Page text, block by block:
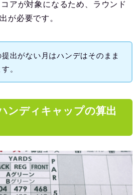
アが対象になるため、ラウンド
が必要です。
提出がない月はハンデはそのまま
。
ンディキャップの算出